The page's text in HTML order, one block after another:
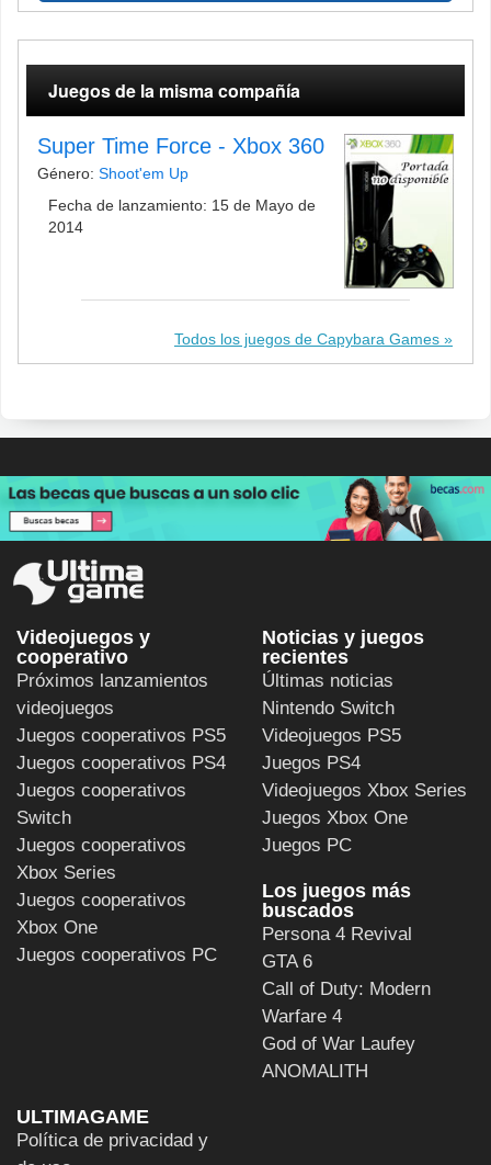
Juegos de la misma compañía
Super Time Force - Xbox 360
Género: Shoot'em Up
Fecha de lanzamiento: 15 de Mayo de
2014
Todos los juegos de Capybara Games
Videojuegos y
cooperativo
Próximos lanzamientos
videojuegos
Juegos cooperativos PS5
Juegos cooperativos PS4
Juegos cooperativos
Switch
Juegos cooperativos
Xbox Series
Juegos cooperativos
Xbox One
Juegos cooperativos PC
Noticias y juegos
recientes
Últimas noticias
Nintendo Switch
Videojuegos PS5
Juegos PS4
Videojuegos Xbox Series
Juegos Xbox One
Juegos PC
Los juegos más
buscados
Persona 4 Revival
GTA 6
Call of Duty: Modern
Warfare 4
God of War Laufey
ANOMALITH
ULTIMAGAME
Política de privacidad y